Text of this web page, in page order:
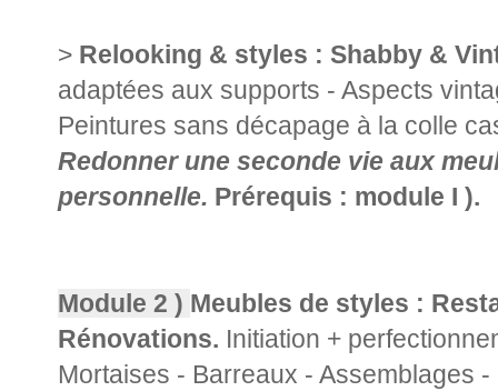
> Relooking & styles : Shabby &
adaptées aux supports - Aspects
Peintures sans décapage à la colle
Redonner une seconde vie aux
personnelle. Prérequis : module I ).
Module 2 ) Meubles de styles :
Rénovations. Initiation +
Mortaises - Barreaux - Assemblages